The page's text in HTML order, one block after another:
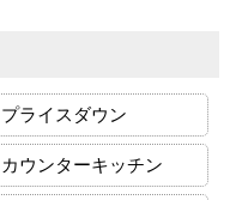
プライスダウン
カウンターキッチン